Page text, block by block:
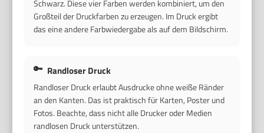
Schwarz. Diese vier Farben werden kombiniert, um den
Großteil der Druckfarben zu erzeugen. Im Druck ergibt
das eine andere Farbwiedergabe als auf dem Bildschirm.
Randloser Druck
Randloser Druck erlaubt Ausdrucke ohne weiße Ränder
an den Kanten. Das ist praktisch für Karten, Poster und
Fotos. Beachte, dass nicht alle Drucker oder Medien
randlosen Druck unterstützen.